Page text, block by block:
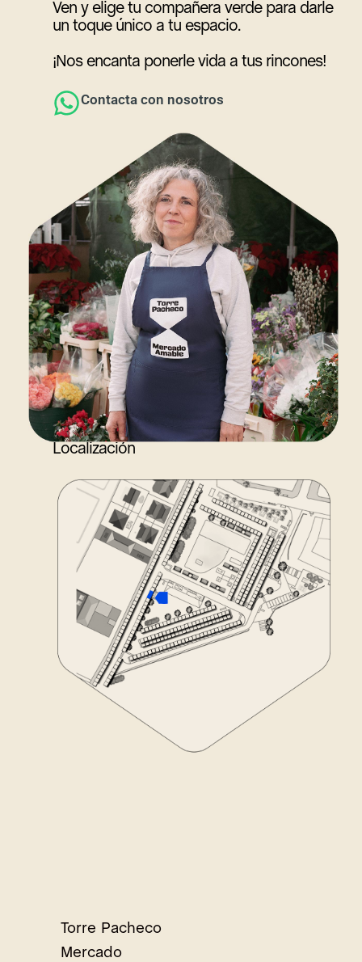
Ven y elige tu compañera verde para darle
un toque único a tu espacio.
¡Nos encanta ponerle vida a tus rincones!
Contacta con nosotros
Localización
Torre Pacheco
Mercado